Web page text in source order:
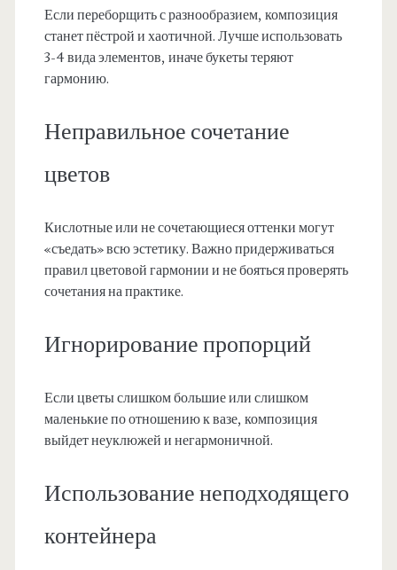
Если переборщить с разнообразием, композиция
станет пёстрой и хаотичной. Лучше использовать
3-4 вида элементов, иначе букеты теряют
гармонию.
Неправильное сочетание
цветов
Кислотные или не сочетающиеся оттенки могут
«съедать» всю эстетику. Важно придерживаться
правил цветовой гармонии и не бояться проверять
сочетания на практике.
Игнорирование пропорций
Если цветы слишком большие или слишком
маленькие по отношению к вазе, композиция
выйдет неуклюжей и негармоничной.
Использование неподходящего
контейнера